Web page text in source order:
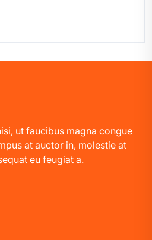
ut faucibus magna congue
at auctor in, molestie at
eu feugiat a.